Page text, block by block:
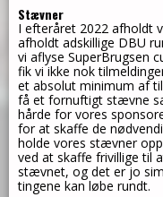
Stævner
I efteråret 2022 afholdt
afholdt adskillige DBU
vi aflyse SuperBrugsen
fik vi ikke nok
et absolut minimum af
få et fornuftigt stævne
hårde for vores
for at skaffe de
holde vores stævner
ved at skaffe frivillige til
stævnet, og det er jo
tingene kan løbe rundt.